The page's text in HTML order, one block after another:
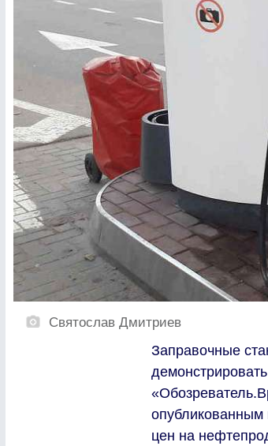
Святослав Дмитриев
Заправочные
опубликованным
цен на